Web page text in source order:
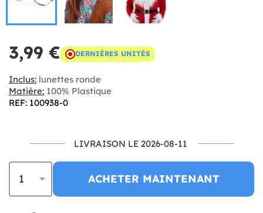
3,99 € DERNIÈRES UNITÉS
Inclus: lunettes ronde
Matière: 100% Plastique
REF: 100938-0
LIVRAISON LE 2026-08-11
ACHETER MAINTENANT